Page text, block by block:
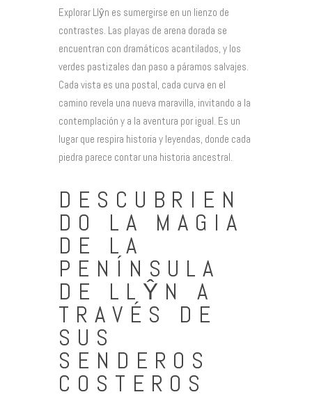
Explorar Llŷn es sumergirse en un lienzo de
contrastes. Las playas de arena dorada se
encuentran con dramáticos acantilados, y los
verdes pastizales dan paso a páramos salvajes.
Cada vista es una postal, cada curva en el
camino revela una nueva maravilla, invitando a la
contemplación y a la aventura por igual. Es un
lugar que respira historia y leyendas, donde cada
piedra parece contar una historia ancestral.
DESCUBRIEN
DO LA MAGIA
DE LA
PENÍNSULA
DE LLŶN A
TRAVÉS DE
SUS
SENDEROS
COSTEROS